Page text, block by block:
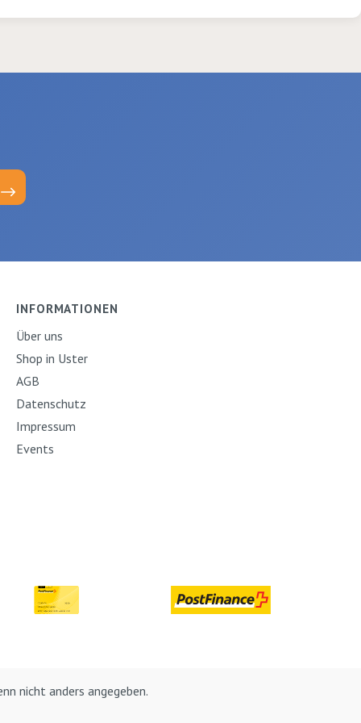
INFORMATIONEN
Über uns
Shop in Uster
AGB
Datenschutz
Impressum
Events
nicht anders angegeben.